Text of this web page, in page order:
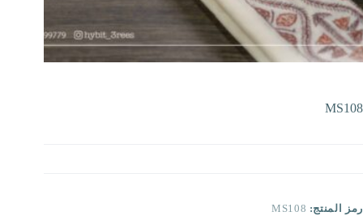
MS108
رمز المنتج: MS108